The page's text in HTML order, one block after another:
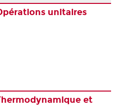
unitaires
et